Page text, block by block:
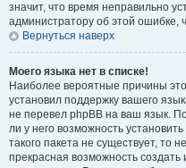
значит, что время неправильно
администратору об этой ошибке,
Вернуться наверх
Моего языка нет в списке!
Наиболее вероятные причины
установил поддержку вашего
не перевел phpBB на ваш язык.
ли у него возможность
такого пакета не существует, то
прекрасная возможность